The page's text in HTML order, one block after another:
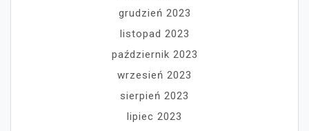
grudzień 2023
listopad 2023
październik 2023
wrzesień 2023
sierpień 2023
lipiec 2023